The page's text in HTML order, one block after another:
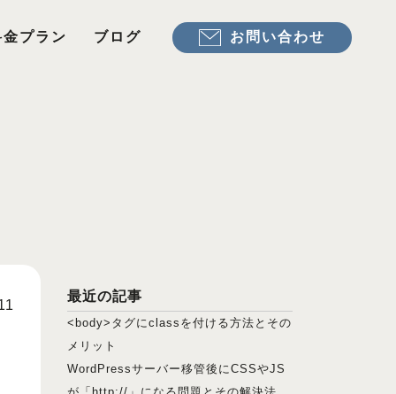
金プラン ブログ お問い合わせ
最近の記事
<body>タグにclassを付ける方法とその
メリット
WordPressサーバー移管後にCSSやJS